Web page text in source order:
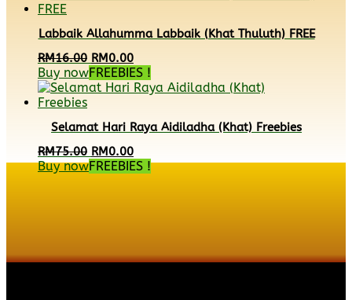
Labbaik Allahumma Labbaik (Khat Thuluth) FREE
RM16.00 Original
price
was:
RM0.00Current
price
is:
RM0.00.
Buy nowFREEBIES !
Selamat Hari Raya Aidiladha (Khat) Freebies
RM75.00 Original
price
was:
RM0.00Current
price
is:
Buy nowFREEBIES !